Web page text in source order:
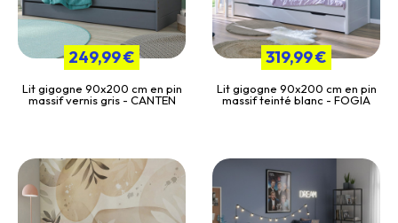
249,99 €
Lit gigogne 90x200 cm en pin
massif vernis gris - CANTEN
319,99 €
Lit gigogne 90x200 cm en pin
massif teinté blanc - FOGIA